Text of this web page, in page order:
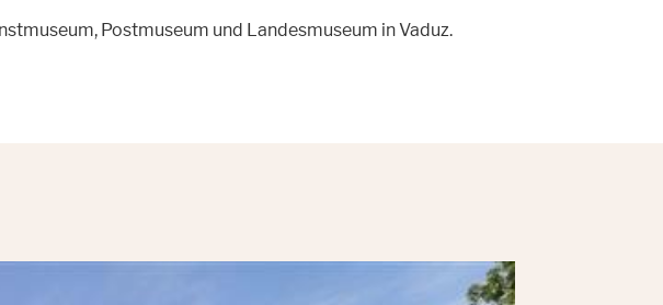
Postmuseum und Landesmuseum in Vaduz.